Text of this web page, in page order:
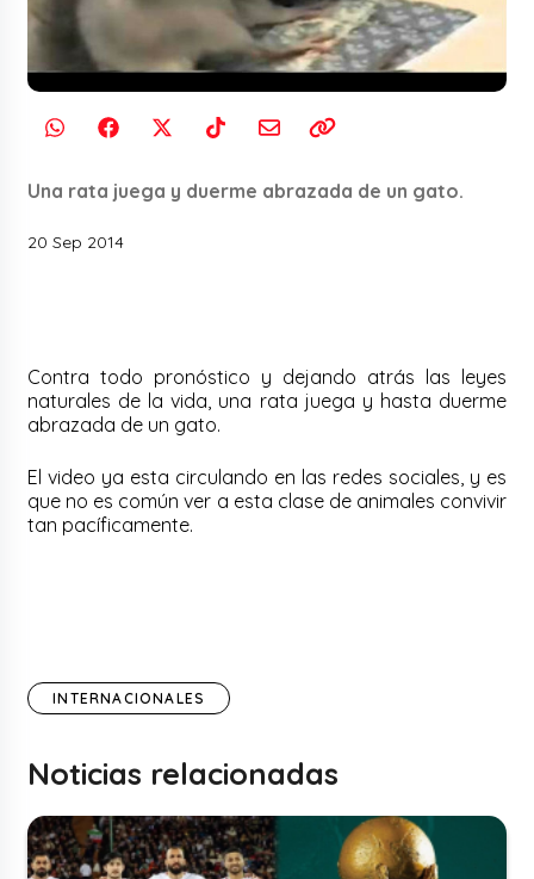
Una rata juega y duerme abrazada de un gato.
20 Sep 2014
Contra todo pronóstico y dejando atrás las leyes
naturales de la vida, una rata juega y hasta duerme
abrazada de un gato.
El video ya esta circulando en las redes sociales, y es
que no es común ver a esta clase de animales convivir
tan pacíficamente.
INTERNACIONALES
Noticias relacionadas